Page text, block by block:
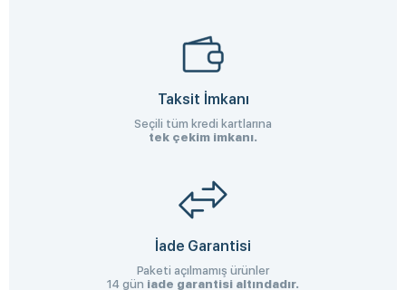
Taksit İmkanı
Seçili tüm kredi kartlarına
tek çekim imkanı.
İade Garantisi
Paketi açılmamış ürünler
14 gün iade garantisi altındadır.